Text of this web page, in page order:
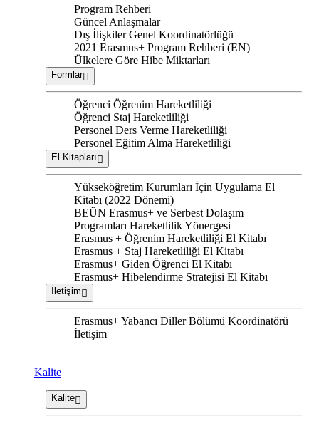
Program Rehberi
Güncel Anlaşmalar
Dış İlişkiler Genel Koordinatörlüğü
2021 Erasmus+ Program Rehberi (EN)
Ülkelere Göre Hibe Miktarları
Formlar
Öğrenci Öğrenim Hareketliliği
Öğrenci Staj Hareketliliği
Personel Ders Verme Hareketliliği
Personel Eğitim Alma Hareketliliği
El Kitapları
Yükseköğretim Kurumları İçin Uygulama El
Kitabı (2022 Dönemi)
BEÜN Erasmus+ ve Serbest Dolaşım
Programları Hareketlilik Yönergesi
Erasmus + Öğrenim Hareketliliği El Kitabı
Erasmus + Staj Hareketliliği El Kitabı
Erasmus+ Giden Öğrenci El Kitabı
Erasmus+ Hibelendirme Stratejisi El Kitabı
İletişim
Erasmus+ Yabancı Diller Bölümü Koordinatörü
İletişim
Kalite
Kalite